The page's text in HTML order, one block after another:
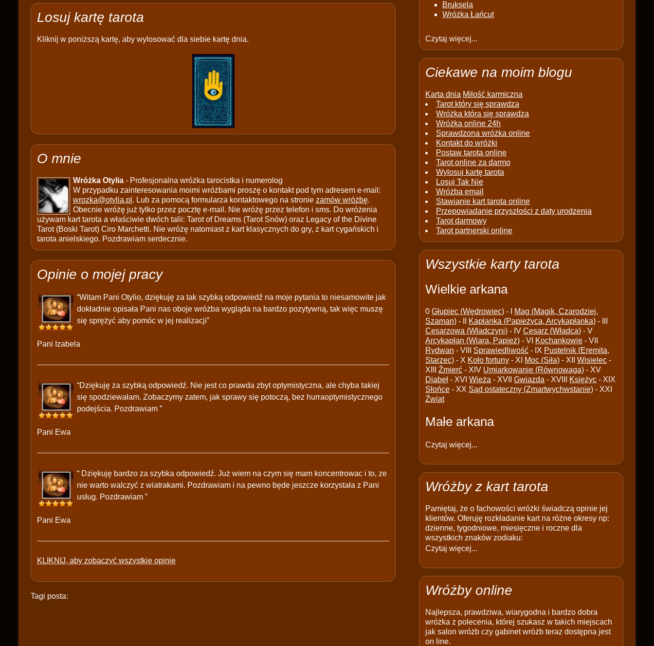
Losuj kartę tarota
Kliknij w poniższą kartę, aby wylosować dla siebie kartę dnia.
O mnie
Wróżka Otylia - Profesjonalna wróżka tarocistka i numerolog
W przypadku zainteresowania moimi wróżbami proszę o kontakt pod tym adresem e-mail:
wrozka@otylia.pl . Lub za pomocą formularza kontaktowego na stronie zamów wróżbę.
Obecnie wróżę już tylko przez pocztę e-mail. Nie wróżę przez telefon i sms. Do wróżenia
używam kart tarota a właściwie dwóch talii: Tarot of Dreams (Tarot Snów) oraz Legacy of the Divine
Tarot (Boski Tarot) Ciro Marchetti. Nie wróżę natomiast z kart klasycznych do gry, z kart cygańskich i
tarota anielskiego. Pozdrawiam serdecznie.
Opinie o mojej pracy
“Witam Pani Otylio, dziękuję za tak szybką odpowiedź na moje pytania to niesamowite jak
dokładnie opisała Pani nas oboje wróżba wygląda na bardzo pozytywną, tak więc muszę
się sprężyć aby pomóc w jej realizacji”
Pani Izabela
“Dziękuję za szybką odpowiedź. Nie jest co prawda zbyt optymistyczna, ale chyba takiej
się spodziewałam. Zobaczymy zatem, jak sprawy się potoczą, bez hurraoptymistycznego
podejścia. Pozdrawiam ”
Pani Ewa
“ Dziękuję bardzo za szybka odpowiedź. Już wiem na czym się mam koncentrowac i to, ze
nie warto walczyć z wiatrakami. Pozdrawiam i na pewno będe jeszcze korzystała z Pani
usług. Pozdrawiam ”
Pani Ewa
KLIKNIJ, aby zobaczyć wszystkie opinie
Tagi posta:
Bruksela
Wróżka Łańcut
Czytaj więcej...
Ciekawe na moim blogu
Karta dnia Miłość karmiczna
Tarot który się sprawdza
Wróżka która się sprawdza
Wróżka online 24h
Sprawdzona wróżka online
Kontakt do wróżki
Postaw tarota online
Tarot online za darmo
Wylosuj kartę tarota
Losuj Tak Nie
Wróżba email
Stawianie kart tarota online
Przepowiadanie przyszłości z daty urodzenia
Tarot darmowy
Tarot partnerski online
Wszystkie karty tarota
Wielkie arkana
0 Głupiec (Wędrowiec) - I
Mag (Magik, Czarodziej,
Szaman) - II Kapłanka (Papieżyca, Arcykapłanka) - III
Cesarzowa (Władczyni) - IV Cesarz (Władca) - V
Arcykapłan (Wiara, Papież) - VI Kochankowie - VII
Rydwan - VIII Sprawiedliwość - IX Pustelnik (Eremita,
Starzec) - X Koło fortuny - XI Moc (Siła) - XII Wisielec -
XIII Źmierć - XIV Umiarkowanie (Równowaga) - XV
Diabeł - XVI Wieża - XVII Gwiazda - XVIII Księżyc - XIX
Słońce - XX Sąd ostateczny (Zmartwychwstanie) - XXI
Źwiat
Małe arkana
Czytaj więcej...
Wróżby z kart tarota
Pamiętaj, że o fachowości wróżki świadczą opinie jej
klientów. Oferuję rozkładanie kart na różne okresy np:
dzienne, tygodniowe, miesięczne i roczne dla
wszystkich znaków zodiaku:
Czytaj więcej...
Wróżby online
Najlepsza, prawdziwa, wiarygodna i bardzo dobra
wróżka z polecenia, której szukasz w takich miejscach
jak salon wróżb czy gabinet wróżb teraz dostępna jest
on line.